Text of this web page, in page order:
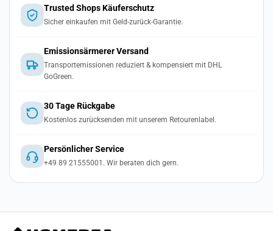
Trusted Shops Käuferschutz
Sicher einkaufen mit Geld-zurück-Garantie.
Emissionsärmerer Versand
Transportemissionen reduziert & kompensiert mit DHL
GoGreen.
30 Tage Rückgabe
Kostenlos zurücksenden mit unserem Retourenlabel.
Persönlicher Service
+49 89 21555001. Wir beraten dich gern.